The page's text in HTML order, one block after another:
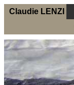
Claudie LENZI